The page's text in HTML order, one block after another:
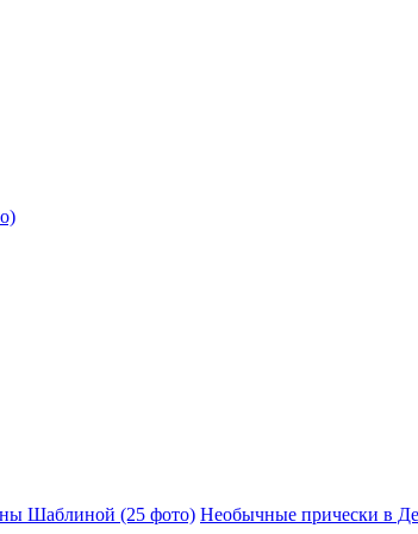
Шаблиной (25 фото) Необычные прически в